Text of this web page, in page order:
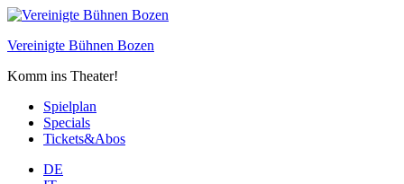
Skip
content
Vereinigte Bühnen Bozen
Komm ins Theater!
Spielplan
Specials
Tickets&Abos
DE